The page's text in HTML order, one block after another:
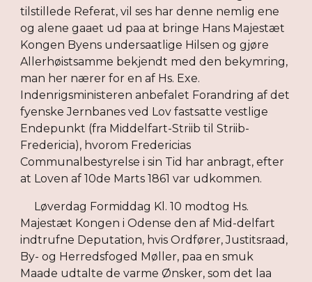
tilstillede Referat, vil ses har denne nemlig ene
og alene gaaet ud paa at bringe Hans Majestæt
Kongen Byens undersaatlige Hilsen og gjøre
Allerhøistsamme bekjendt med den bekymring,
man her nærer for en af Hs. Exe.
Indenrigsministeren anbefalet Forandring af det
fyenske Jernbanes ved Lov fastsatte vestlige
Endepunkt (fra Middelfart-Striib til Striib-
Fredericia), hvorom Fredericias
Communalbestyrelse i sin Tid har anbragt, efter
at Loven af 10de Marts 1861 var udkommen.
Løverdag Formiddag Kl. 10 modtog Hs.
Majestæt Kongen i Odense den af Mid-delfart
indtrufne Deputation, hvis Ordfører, Justitsraad,
By- og Herredsfoged Møller, paa en smuk
Maade udtalte de varme Ønsker, som det laa